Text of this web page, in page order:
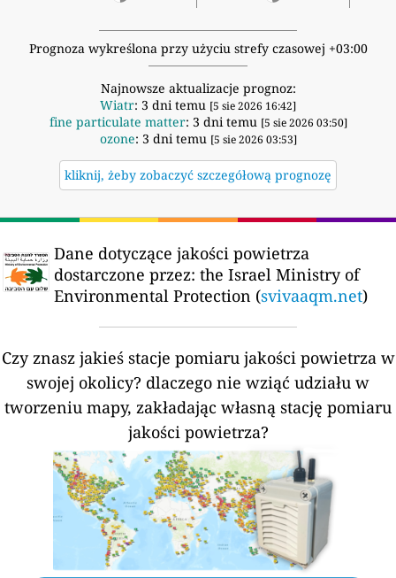
Prognoza wykreślona przy użyciu strefy czasowej +03:00
Najnowsze aktualizacje prognoz:
Wiatr: 3 dni temu [5 sie 2026 16:42]
fine particulate matter: 3 dni temu [5 sie 2026 03:50]
ozone: 3 dni temu [5 sie 2026 03:53]
kliknij, żeby zobaczyć szczegółową prognozę
Dane dotyczące jakości powietrza
dostarczone przez: the Israel Ministry of
Environmental Protection (svivaaqm.net)
Czy znasz jakieś stacje pomiaru jakości powietrza w
swojej okolicy? dlaczego nie wziąć udziału w
tworzeniu mapy, zakładając własną stację pomiaru
jakości powietrza?